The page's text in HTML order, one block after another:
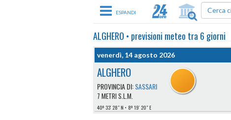
Toggle navigation
ALGHERO • previsioni meteo tra 6 giorni
venerdì, 14 agosto 2026
ALGHERO
PROVINCIA DI:SASSARI
7 METRI S.L.M.
40º 33′ 28″ N 8º 19′ 20″ E